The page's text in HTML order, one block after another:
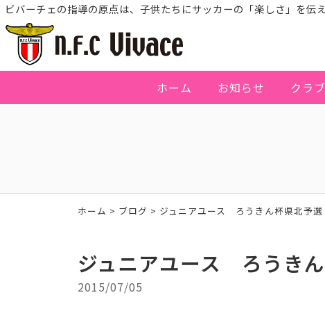
ビバーチェの指導の原点は、子供たちにサッカーの「楽しさ」を伝
ホーム お知らせ クラ
ホーム > ブログ > ジュニアユース ろうきん杯県北予
ジュニアユース ろうき
2015/07/05